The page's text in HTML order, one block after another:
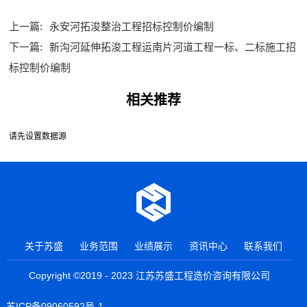
上一篇:
永安河拓浚整治工程招标控制价编制
下一篇:
新沟河延伸拓浚工程运南片河道工程一标、二标施工招
标控制价编制
相关推荐
请先设置数据源
关于苏盛 业务范围 业绩展示 资讯中心 联系我们
Copyright ©2019 - 2023 江苏苏盛工程造价咨询有限公司